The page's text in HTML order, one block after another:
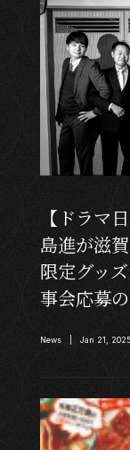
【ドラマ
島進が滋
限定グッ
事会応募
News | Jan 21, 2025